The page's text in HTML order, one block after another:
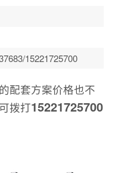
15221725700
配套方案价格也不
拨打15221725700